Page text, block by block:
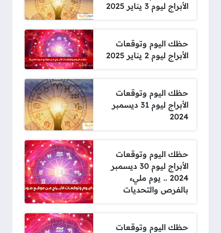
الأبراج ليوم 3 يناير 2025
حظك اليوم وتوقعات
الأبراج ليوم 2 يناير 2025
حظك اليوم وتوقعات
الأبراج ليوم 31 ديسمبر
2024
حظك اليوم وتوقعات
الأبراج ليوم 30 ديسمبر
2024 .. يوم مليء
بالفرص والتحديات
حظك اليوم وتوقعات